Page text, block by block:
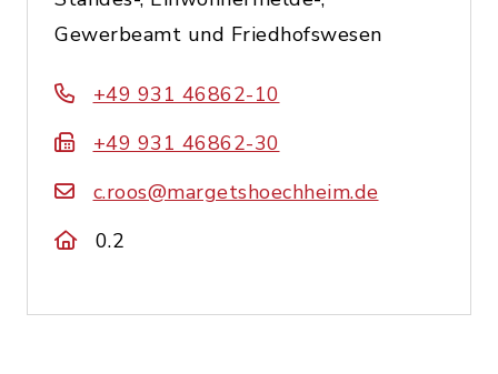
Gewerbeamt und Friedhofswesen
+49 931 46862-10
+49 931 46862-30
c.roos@margetshoechheim.de
0.2